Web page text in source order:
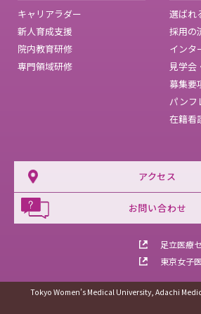
キャリアラダー
新人育成支援
院内教育研修
専門領域研修
選ばれ
採用の
インタ
見学会
募集要
パンフ
在籍看
アクセス
お問い合わせ
足立医療
東京女子
Tokyo Women’s Medical University, Adachi